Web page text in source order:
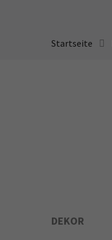
Startseite
DEKOR